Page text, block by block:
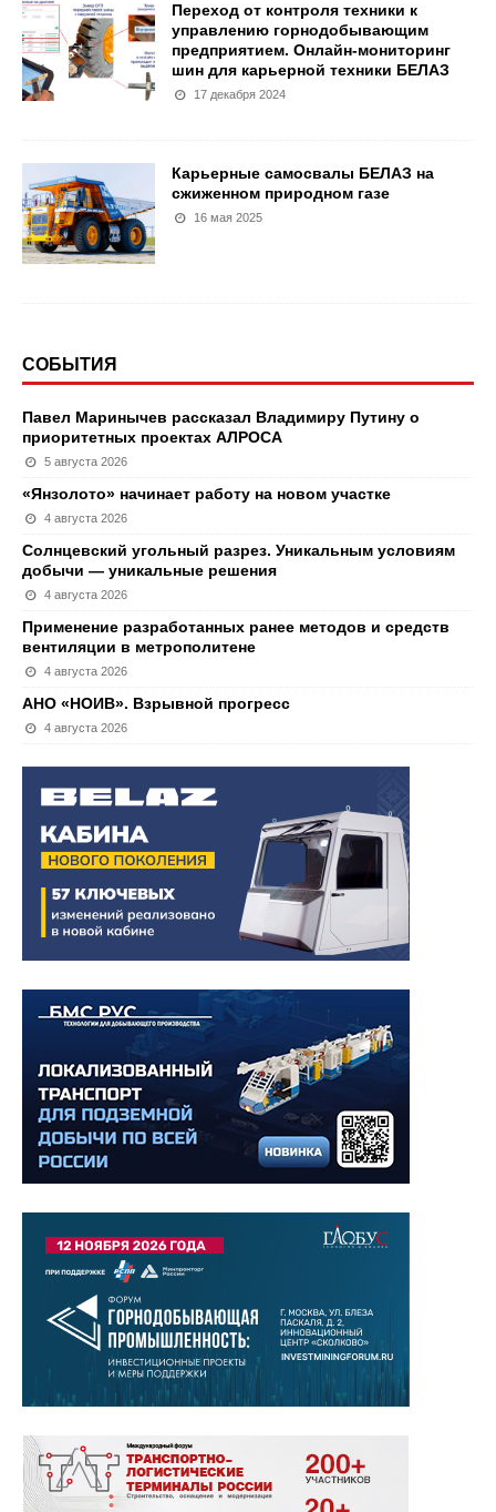
Переход от контроля техники к
управлению горнодобывающим
предприятием. Онлайн-мониторинг
шин для карьерной техники БЕЛАЗ
17 декабря 2024
Карьерные самосвалы БЕЛАЗ на
сжиженном природном газе
16 мая 2025
СОБЫТИЯ
Павел Маринычев рассказал Владимиру Путину о
приоритетных проектах АЛРОСА
5 августа 2026
«Янзолото» начинает работу на новом участке
4 августа 2026
Солнцевский угольный разрез. Уникальным условиям
добычи — уникальные решения
4 августа 2026
Применение разработанных ранее методов и средств
вентиляции в метрополитене
4 августа 2026
АНО «НОИВ». Взрывной прогресс
4 августа 2026